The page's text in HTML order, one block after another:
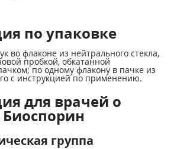
по упаковке
во флаконе из нейтрального стекла,
пробкой, обкатанной
по одному флакону в пачке из
с инструкцией по применению.
для врачей о
группа